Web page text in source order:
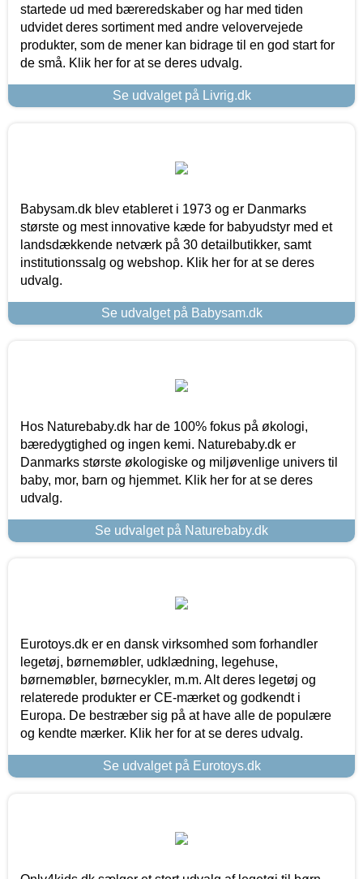
startede ud med bæreredskaber og har med tiden
udvidet deres sortiment med andre velovervejede
produkter, som de mener kan bidrage til en god start for
de små. Klik her for at se deres udvalg.
Se udvalget på Livrig.dk
Babysam.dk blev etableret i 1973 og er Danmarks
største og mest innovative kæde for babyudstyr med et
landsdækkende netværk på 30 detailbutikker, samt
institutionssalg og webshop. Klik her for at se deres
udvalg.
Se udvalget på Babysam.dk
Hos Naturebaby.dk har de 100% fokus på økologi,
bæredygtighed og ingen kemi. Naturebaby.dk er
Danmarks største økologiske og miljøvenlige univers til
baby, mor, barn og hjemmet. Klik her for at se deres
udvalg.
Se udvalget på Naturebaby.dk
Eurotoys.dk er en dansk virksomhed som forhandler
legetøj, børnemøbler, udklædning, legehuse,
børnemøbler, børnecykler, m.m. Alt deres legetøj og
relaterede produkter er CE-mærket og godkendt i
Europa. De bestræber sig på at have alle de populære
og kendte mærker. Klik her for at se deres udvalg.
Se udvalget på Eurotoys.dk